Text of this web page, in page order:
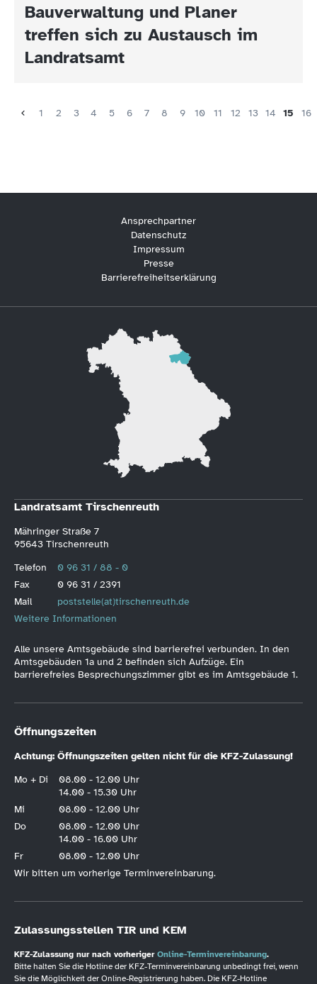
Bauverwaltung und Planer
treffen sich zu Austausch im
Landratsamt
1 2 3 4 5 6 7 8 9 10 11 12 13 14 15 16
Ansprechpartner
Datenschutz
Impressum
Presse
Barrierefreiheitserklärung
Landratsamt Tirschenreuth
Mähringer Straße 7
95643 Tirschenreuth
Telefon
0 96 31 / 88 - 0
Fax
0 96 31 / 2391
Mail
poststelle(at)tirschenreuth.de
Weitere Informationen
Alle unsere Amtsgebäude sind barrierefrei verbunden. In den
Amtsgebäuden 1a und 2 befinden sich Aufzüge. Ein
barrierefreies Besprechungszimmer gibt es im Amtsgebäude 1.
Öffnungszeiten
Achtung: Öffnungszeiten gelten nicht für die KFZ-Zulassung!
Mo + Di
08.00 - 12.00 Uhr
14.00 - 15.30 Uhr
Mi
08.00 - 12.00 Uhr
Do
08.00 - 12.00 Uhr
14.00 - 16.00 Uhr
Fr
08.00 - 12.00 Uhr
Wir bitten um vorherige Terminvereinbarung.
Zulassungsstellen TIR und KEM
KFZ-Zulassung nur nach vorheriger Online-Terminvereinbarung.
Bitte halten Sie die Hotline der KFZ-Terminvereinbarung unbedingt frei, wenn
Sie die Möglichkeit der Online-Registrierung haben. Die KFZ-Hotline